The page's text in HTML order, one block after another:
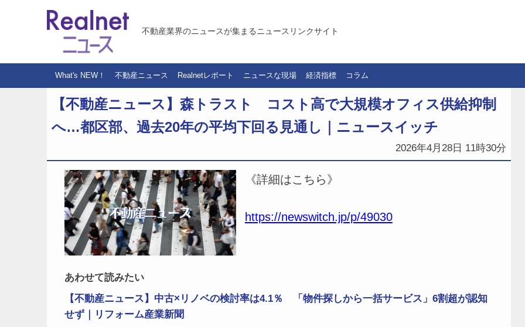
不動産業界のニュースが集まるニュースリンクサイト
What's NEW！ 不動産ニュース Realnetレポート ニュースな現場 経済指標 コラム
【不動産ニュース】森トラスト コスト高で大規模オフィス供給抑制
へ…都区部、過去20年の平均下回る見通し｜ニュースイッチ
2026年4月28日 11時30分
《詳細はこちら》
https://newswitch.jp/p/49030
あわせて読みたい
【不動産ニュース】中古×リノベの検討率は4.1％ 「物件探しから一括サービス」6割超が認知
せず｜リフォーム産業新聞